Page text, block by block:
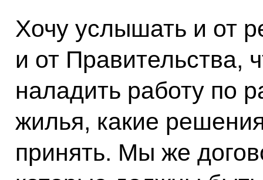
Хочу услышать и от
и от Правительства,
наладить работу по
жилья, какие
принять. Мы же